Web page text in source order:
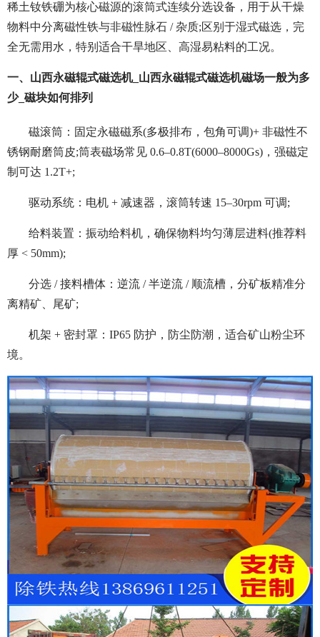
稀土钕铁硼为核心磁源的滚筒式连续分选设备，用于从干燥
物料中分离磁性铁与非磁性脉石 / 杂质;区别于湿式磁选，完
全无需用水，特别适合干旱地区、高湿易粘料的工况。
一、山西永磁辊式磁选机_山西永磁辊式磁选机磁场一般为多
少_磁块如何排列
磁滚筒：固定永磁磁系(多极排布，包角可调)+ 非磁性不
锈钢耐磨筒皮;筒表磁场常见 0.6–0.8T(6000–8000Gs)，强磁定
制可达 1.2T+;
驱动系统：电机 + 减速器，滚筒转速 15–30rpm 可调;
给料装置：振动给料机，确保物料均匀薄层进料(推荐料
厚 < 50mm);
分选 / 接料槽体：逆流 / 半逆流 / 顺流槽，分矿板精准分
离精矿、尾矿;
机架 + 密封罩：IP65 防护，防尘防潮，适合矿山粉尘环
境。